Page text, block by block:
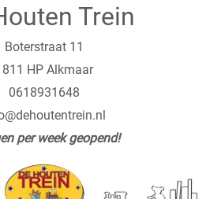
Trein
Boterstraat 11
HP Alkmaar
0618931648
per week geopend!